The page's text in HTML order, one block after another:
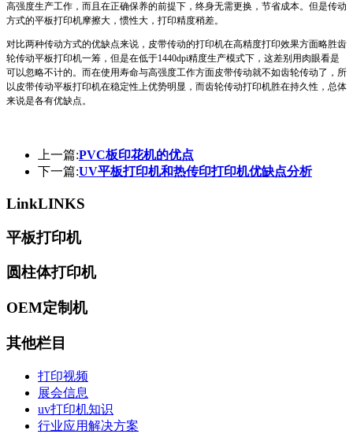
高强度生产工作，而且在正确保养的前提下，终身无需更换，节省成本。但是传动
方式的平板打印机摩擦大，惯性大，打印精度稍差。
对比两种传动方式的优缺点来说，皮带传动的打印机在高精度打印效果方面略胜齿
轮传动平板打印机一筹，但是在低于1440dpi精度生产模式下，这差别用肉眼看是
可以忽略不计的。而在使用寿命与高强度工作方面皮带传动就不如齿轮传动了，所
以皮带传动平板打印机在稳定性上优势明显，而齿轮传动打印机胜在持久性，总体
来说是各有优缺点。
上一篇:PVC板印花机的优点
下一篇:UV平板打印机和热传印打印机优缺点分析
LinkLINKS
平板打印机
圆柱体打印机
OEM定制机
其他栏目
打印视频
展会信息
uv打印机知识
行业应用解决方案